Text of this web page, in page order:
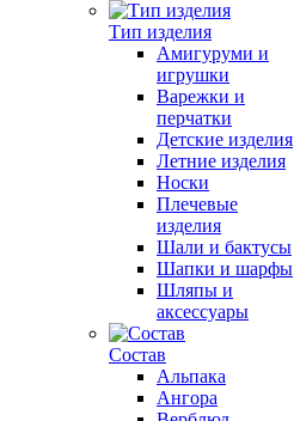
Тип изделия
Амигуруми и
игрушки
Варежки и
перчатки
Детские изделия
Летние изделия
Носки
Плечевые
изделия
Шали и бактусы
Шапки и шарфы
Шляпы и
аксессуары
Состав
Альпака
Ангора